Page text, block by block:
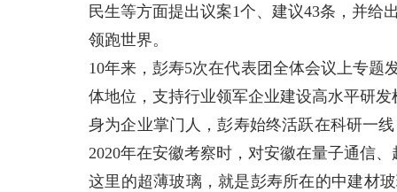
民生等方面提出议案1个、建议43条，并
领跑世界。
10年来，彭寿5次在代表团全体会议上专题
体地位，支持行业领军企业建设高水平研发
身为企业掌门人，彭寿始终活跃在科研一
2020年在安徽考察时，对安徽在量子通信
这里的超薄玻璃，就是彭寿所在的中建材